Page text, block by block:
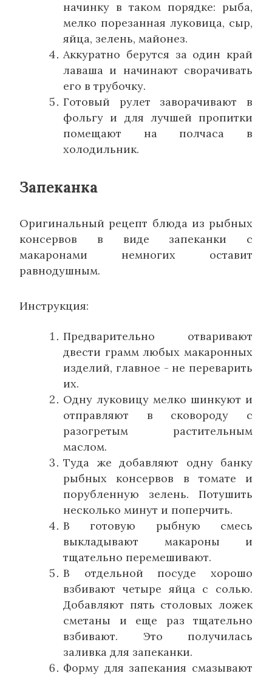
начинку в таком порядке: рыба,
мелко порезанная луковица, сыр,
яйца, зелень, майонез.
Аккуратно берутся за один край
лаваша и начинают сворачивать
его в трубочку.
Готовый рулет заворачивают в
фольгу и для лучшей пропитки
помещают на полчаса в
холодильник.
Запеканка
Оригинальный рецепт блюда из рыбных
консервов в виде запеканки с
макаронами немногих оставит
равнодушным.
Инструкция:
Предварительно отваривают
двести грамм любых макаронных
изделий, главное - не переварить
их.
Одну луковицу мелко шинкуют и
отправляют в сковороду с
разогретым растительным
маслом.
Туда же добавляют одну банку
рыбных консервов в томате и
порубленную зелень. Потушить
несколько минут и поперчить.
В готовую рыбную смесь
выкладывают макароны и
тщательно перемешивают.
В отдельной посуде хорошо
взбивают четыре яйца с солью.
Добавляют пять столовых ложек
сметаны и еще раз тщательно
взбивают. Это получилась
заливка для запеканки.
Форму для запекания смазывают